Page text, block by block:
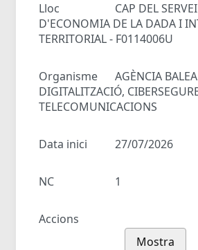
Lloc
CAP DEL SERVEI
D'ECONOMIA DE LA DADA I
TERRITORIAL - F0114006U
Organisme
AGÈNCIA
DIGITALITZACIÓ,
TELECOMUNICACIONS
Data inici 27/07/2026
NC 1
Accions
Mostra